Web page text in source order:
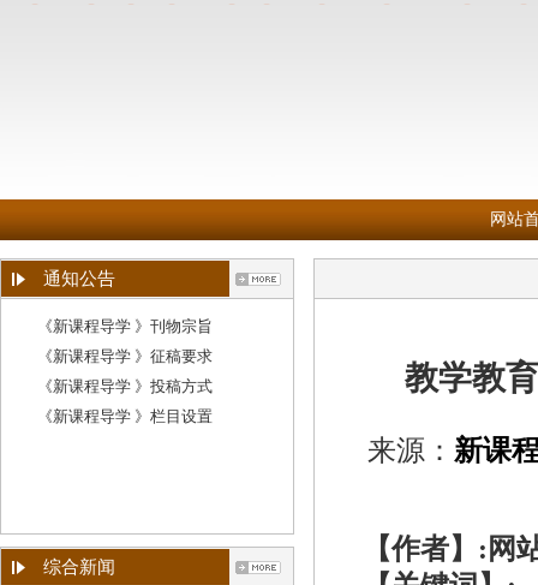
网站
通知公告
《新课程导学 》刊物宗旨
《新课程导学 》征稿要求
《新课程导学 》投稿方式
《新课程导学 》栏目设置
综合新闻
教学教
来源： 新课
【作者】:网